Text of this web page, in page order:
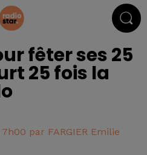
fêter ses 25
25 fois la
par FARGIER Emilie